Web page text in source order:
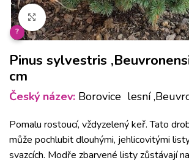
Klikněte pro zvětšení
?
Pinus sylvestris
cm
Český název: Borovice lesní
Pomalu rostoucí, vždyzelený keř. Tato
může pochlubit dlouhými, jehlicovitými
svazcích. Modře zbarvené listy zůstávají